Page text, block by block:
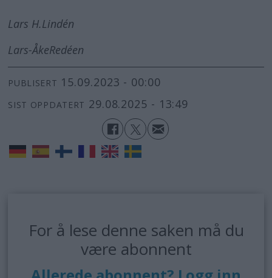
Lars H.Lindén
Lars-ÅkeRedéen
PUBLISERT 15.09.2023 - 00:00
SIST OPPDATERT 29.08.2025 - 13:49
For å lese denne saken må du
være abonnent